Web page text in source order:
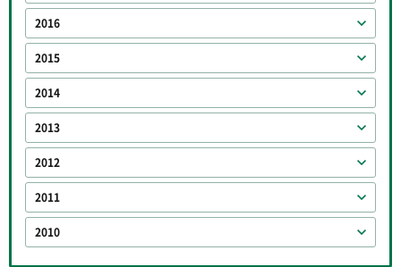
2016
2015
2014
2013
2012
2011
2010